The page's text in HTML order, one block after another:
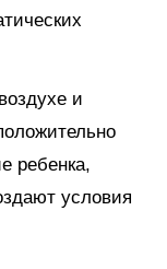
и
ребенка,
условия